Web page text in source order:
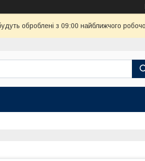
оброблені з 09:00 найближчого